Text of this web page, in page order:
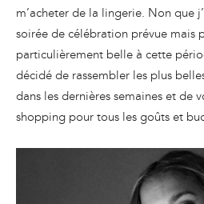
m’acheter de la lingerie. Non que
soirée de célébration prévue mais
particulièrement belle à cette
décidé de rassembler les plus
dans les dernières semaines et de
shopping pour tous les goûts et